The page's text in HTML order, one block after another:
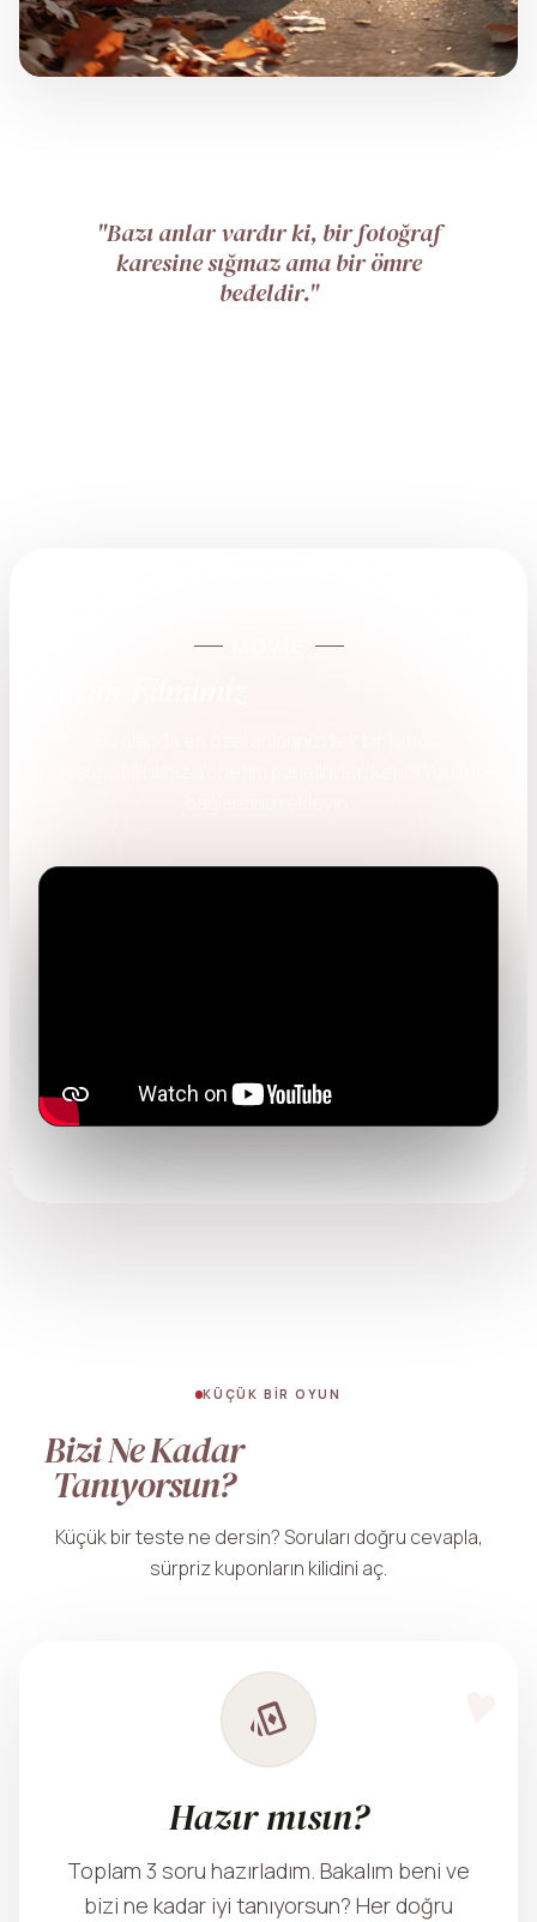
"Bazı anlar vardır ki, bir fotoğraf
karesine sığmaz ama bir ömre
bedeldir."
KÜÇÜK BIR OYUN
Bizi Ne Kadar
Tanıyorsun?
Küçük bir teste ne dersin? Soruları doğru cevapla,
sürpriz kuponların kilidini aç.
playing_cards
Hazır mısın?
Toplam 3 soru hazırladım. Bakalım beni ve
bizi ne kadar iyi tanıyorsun? Her doğru